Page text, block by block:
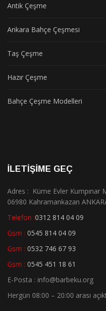
Antik Çeşme
Ankara Bahçe Çeşmesi
Taş Çeşme
Hazır Çeşme
Bahçe Çeşme Modelleri
İLETİŞİME GEÇ
Adres : Küme Evler Kumpınar
06980 Kahramankazan
Telefon :0312 814 04 09
Gsm : 0545 814 04 09
Gsm : 0532 746 67 93
Gsm : 0545 451 18 61
E-Posta : info@barbeku.org
Hergün 08:00 – 20:00 arası